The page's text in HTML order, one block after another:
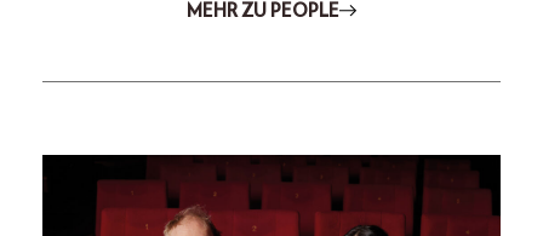
MEHR ZU PEOPLE